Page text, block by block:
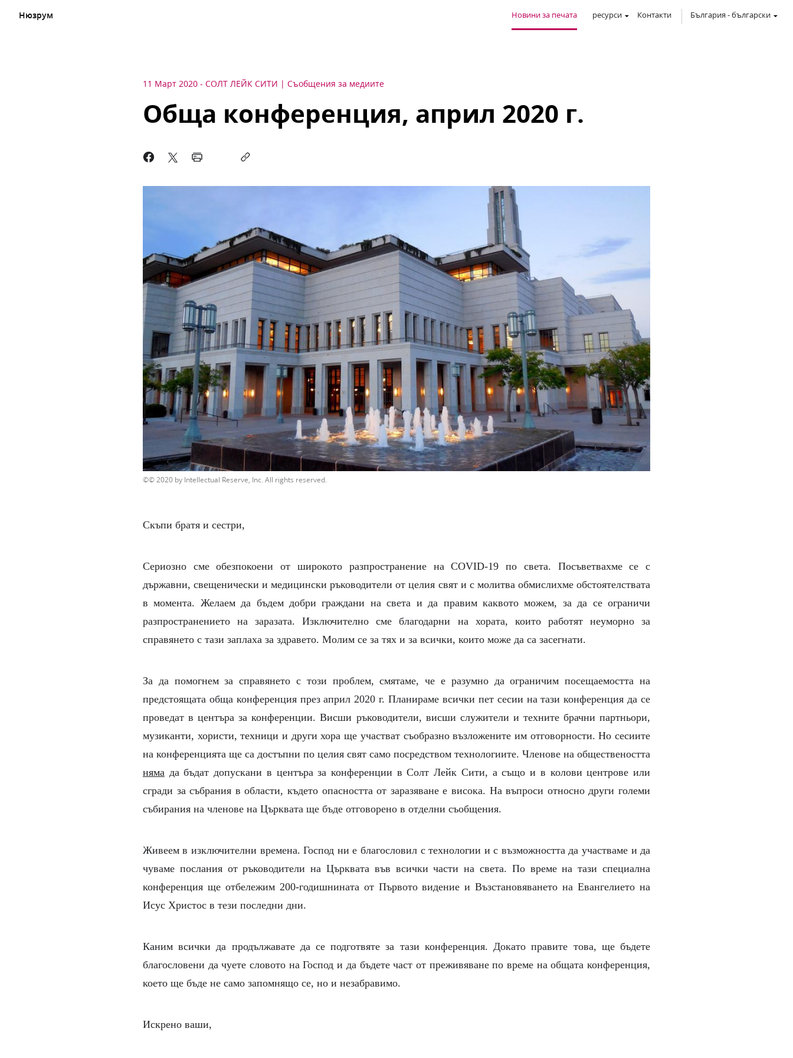
Нюзрум Новини за печата ресурси Контакти България -български
11 Март 2020 - СОЛТ ЛЕЙК СИТИ Съобщения за медиите
Обща конференция, април 2020 г.
© 2020 by Intellectual Reserve, Inc. All rights reserved.
Скъпи братя и сестри,
Сериозно сме обезпокоени от широкото разпространение на COVID-19 по света. Посъветвахме се с
държавни, свещенически и медицински ръководители от целия свят и с молитва обмислихме обстоятелствата
в момента. Желаем да бъдем добри граждани на света и да правим каквото можем, за да се ограничи
разпространението на заразата. Изключително сме благодарни на хората, които работят неуморно за
справянето с тази заплаха за здравето. Молим се за тях и за всички, които може да са засегнати.
За да помогнем за справянето с този проблем, смятаме, че е разумно да ограничим посещаемостта на
предстоящата обща конференция през април 2020 г. Планираме всички пет сесии на тази конференция да се
проведат в центъра за конференции. Висши ръководители, висши служители и техните брачни партньори,
музиканти, хористи, техници и други хора ще участват съобразно възложените им отговорности. Но сесиите
на конференцията ще са достъпни по целия свят само посредством технологиите. Членове на обществеността
няма да бъдат допускани в центъра за конференции в Солт Лейк Сити, а също и в колови центрове или
сгради за събрания в области, където опасността от заразяване е висока. На въпроси относно други големи
събирания на членове на Църквата ще бъде отговорено в отделни съобщения.
Живеем в изключителни времена. Господ ни е благословил с технологии и с възможността да участваме и да
чуваме послания от ръководители на Църквата във всички части на света. По време на тази специална
конференция ще отбележим 200-годишнината от Първото видение и Възстановяването на Евангелието на
Исус Христос в тези последни дни.
Каним всички да продължавате да се подготвяте за тази конференция. Докато правите това, ще бъдете
благословени да чуете словото на Господ и да бъдете част от преживяване по време на общата конференция,
което ще бъде не само запомнящо се, но и незабравимо.
Искрено ваши,